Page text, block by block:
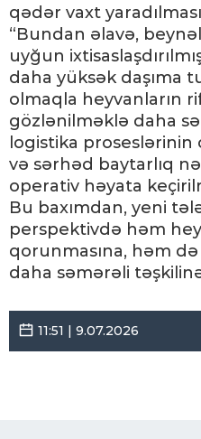
qədər vaxt
“Bundan əlavə,
uyğun
daha yüksək daşıma
olmaqla heyvanların
gözlənilməklə daha
logistika proseslərinin
və sərhəd baytarlıq
operativ həyata
Bu baxımdan, yeni
perspektivdə həm
qorunmasına, həm
daha səmərəli
11:51 | 9.07.2026